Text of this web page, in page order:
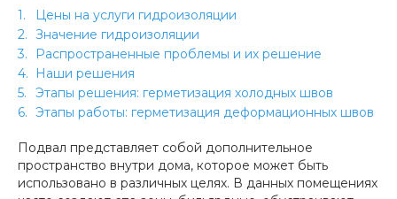
Цены на услуги гидроизоляции
Значение гидроизоляции
Распространенные проблемы и их решение
Наши решения
Этапы решения: герметизация холодных швов
Этапы работы: герметизация деформационных швов
Подвал представляет собой дополнительное
пространство внутри дома, которое может быть
использовано в различных целях. В данных помещениях